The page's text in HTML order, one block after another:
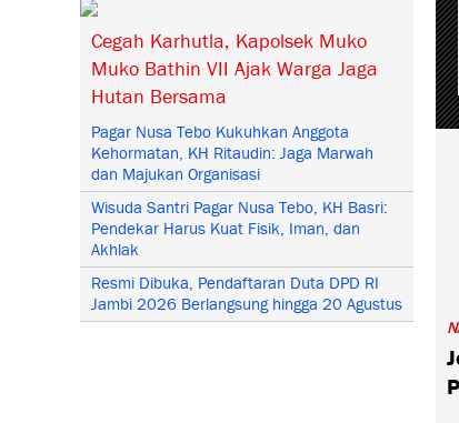
Cegah Karhutla, Kapolsek Muko
Muko Bathin VII Ajak Warga Jaga
Hutan Bersama
Pagar Nusa Tebo Kukuhkan Anggota
Kehormatan, KH Ritaudin: Jaga Marwah
dan Majukan Organisasi
Wisuda Santri Pagar Nusa Tebo, KH Basri:
Pendekar Harus Kuat Fisik, Iman, dan
Akhlak
Resmi Dibuka, Pendaftaran Duta DPD RI
Jambi 2026 Berlangsung hingga 20 Agustus